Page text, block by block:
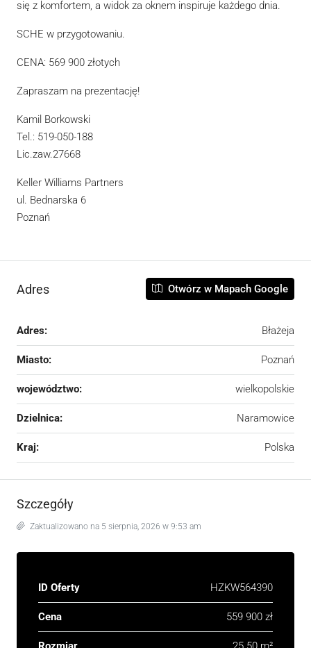
się z komfortem, a widok za oknem inspiruje każdego dnia.
SCHE w przygotowaniu.
CENA: 569 900 złotych
Zapraszam na prezentację!
Kamil Borkowski
Tel.: 519-050-188
Lic.zaw.27668
Keller Williams Partners
ul. Bednarska 6
Poznań
Adres Otwórz w Mapach Google
Adres: Błażeja
Miasto: Poznań
województwo: wielkopolskie
Dzielnica: Naramowice
Kraj: Polska
Szczegóły
Zaktualizowano na 5 sierpnia, 2026 w 9:53 am
ID Oferty HZKW564390
Cena 559 900 zł